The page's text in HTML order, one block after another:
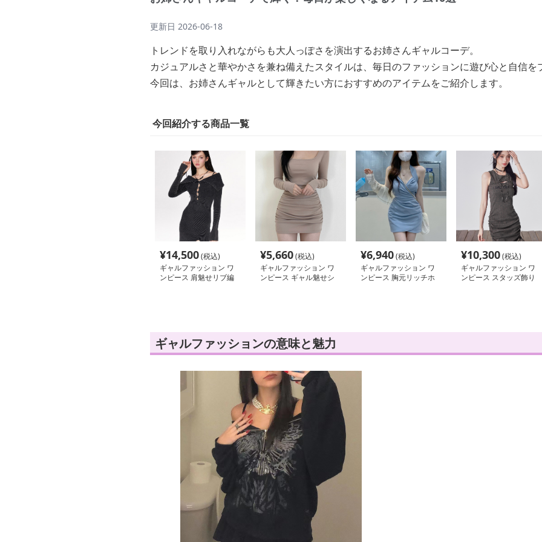
更新日 2026-06-18
トレンドを取り入れながらも大人っぽさを演出するお姉さんギャルコーデ。
カジュアルさと華やかさを兼ね備えたスタイルは、毎日のファッションに遊び心と自信を
今回は、お姉さんギャルとして輝きたい方におすすめのアイテムをご紹介します。
今回紹介する商品一覧
¥14,500(税込)
ギャルファッション ワ
ンピース 肩魅せリブ編
¥5,660(税込)
ギャルファッション ワ
ンピース ギャル魅せシ
¥6,940(税込)
ギャルファッション ワ
ンピース 胸元リッチホ
¥10,300(税込)
ギャルファッション ワ
ンピース スタッズ飾り
ギャルファッションの意味と魅力